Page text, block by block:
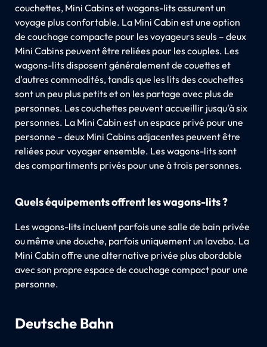
couchettes, Mini Cabins et wagons-lits assurent un
voyage plus confortable. La Mini Cabin est une option
de couchage compacte pour les voyageurs seuls – deux
Mini Cabins peuvent être reliées pour les couples. Les
wagons-lits disposent généralement de couettes et
d'autres commodités, tandis que les lits des couchettes
sont un peu plus petits et on les partage avec plus de
personnes. Les couchettes peuvent accueillir jusqu'à six
personnes. La Mini Cabin est un espace privé pour une
personne – deux Mini Cabins adjacentes peuvent être
reliées pour voyager ensemble. Les wagons-lits sont
des compartiments privés pour une à trois personnes.
Quels équipements offrent les wagons-lits ?
Les wagons-lits incluent parfois une salle de bain privée
ou même une douche, parfois uniquement un lavabo. La
Mini Cabin offre une alternative privée plus abordable
avec son propre espace de couchage compact pour une
personne.
Deutsche Bahn